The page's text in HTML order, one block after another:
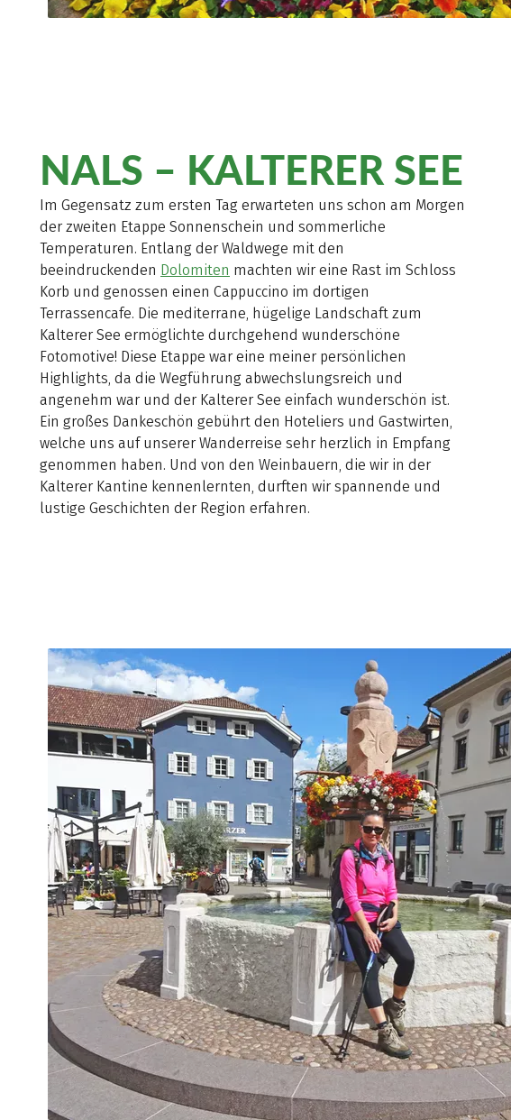
NALS – KALTERER SEE
Im Gegensatz zum ersten Tag erwarteten uns schon am Morgen
der zweiten Etappe Sonnenschein und sommerliche
Temperaturen. Entlang der Waldwege mit den
beeindruckenden Dolomiten machten wir eine Rast im Schloss
Korb und genossen einen Cappuccino im dortigen
Terrassencafe. Die mediterrane, hügelige Landschaft zum
Kalterer See ermöglichte durchgehend wunderschöne
Fotomotive! Diese Etappe war eine meiner persönlichen
Highlights, da die Wegführung abwechslungsreich und
angenehm war und der Kalterer See einfach wunderschön ist.
Ein großes Dankeschön gebührt den Hoteliers und Gastwirten,
welche uns auf unserer Wanderreise sehr herzlich in Empfang
genommen haben. Und von den Weinbauern, die wir in der
Kalterer Kantine kennenlernten, durften wir spannende und
lustige Geschichten der Region erfahren.